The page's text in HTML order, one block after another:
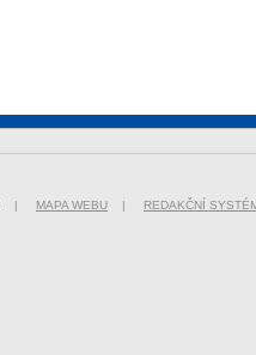
| MAPA WEBU | REDAKČNÍ